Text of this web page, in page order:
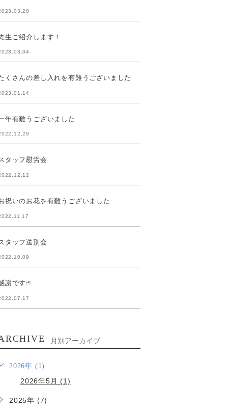
生ご紹介します！
くさんの差し入れを有難うございました
年有難うございました
タッフ慰労会
祝いのお花を有難うございました
タッフ送別会
謝ですෆ̈
月別アーカイブ
2026年 (1)
2026年5月 (1)
2025年 (7)